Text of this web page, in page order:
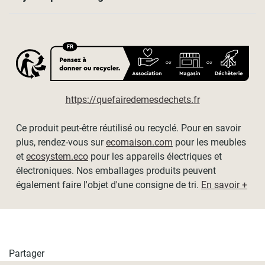
Contenu de l’emballage
- Kit de fixations
- Notice de montage en français
hors mécanisme.
- Recoupe en largeur possible en faisant appel à notre
service de recoupe (voir détails dans le choix des
dimensions).
- Vous avez besoin d'une largeur spécifique ? Nous
dans le choix des dimensions).
Dimensions disponibles :
https://quefairedemesdechets.fr
Ce produit peut-être réutilisé ou recyclé. Pour en savoir
plus, rendez-vous surecomaison.com pour les meubles
et ecosystem.eco pour les appareils électriques et
électroniques. Nos emballages produits peuvent
également faire l'objet d'une consigne de tri. En savoir +
Partager